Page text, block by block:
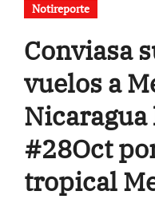
Notireporte
Conviasa
vuelos a
Nicaragua
#28Oct
tropical